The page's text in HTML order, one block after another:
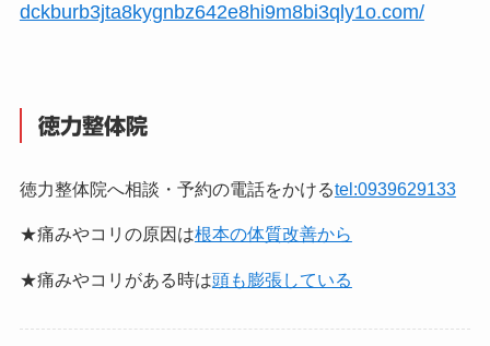
dckburb3jta8kygnbz642e8hi9m8bi3qly1o.com/
徳力整体院
徳力整体院へ相談・予約の電話をかけるtel:0939629133
★痛みやコリの原因は根本の体質改善から
★痛みやコリがある時は頭も膨張している